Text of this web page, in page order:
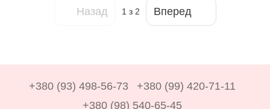
Назад 1 з 2 Вперед
+380 (93) 498-56-73
+380 (99) 420-71-11
+380 (98) 540-65-45